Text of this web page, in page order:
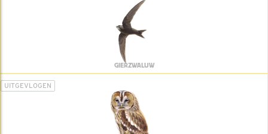
GIERZWALUW
UITGEVLOGEN